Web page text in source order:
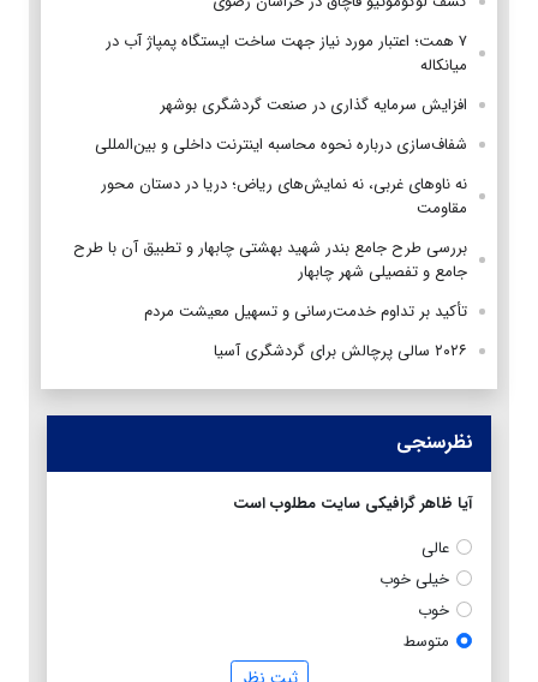
۷ همت؛ اعتبار مورد نیاز جهت ساخت ایستگاه پمپاژ آب در
میانکاله
افزایش سرمایه گذاری در صنعت گردشگری بوشهر
شفاف‌سازی درباره نحوه محاسبه اینترنت داخلی و بین‌المللی
نه ناوهای غربی، نه نمایش‌های ریاض؛ دریا در دستان محور
مقاومت
بررسی طرح جامع بندر شهید بهشتی چابهار و تطبیق آن با طرح
جامع و تفصیلی شهر چابهار
تأکید بر تداوم خدمت‌رسانی و تسهیل معیشت مردم
۲۰۲۶ سالی پرچالش برای گردشگری آسیا
نظرسنجی
آیا ظاهر گرافیکی سایت مطلوب است
عالی
خیلی خوب
خوب
متوسط